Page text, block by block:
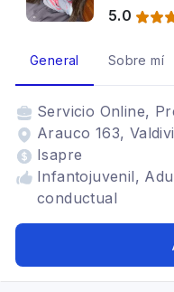
5.0
General Sobre mí
Servicio Online,
Arauco 163,
Isapre
Infantojuvenil,
conductual